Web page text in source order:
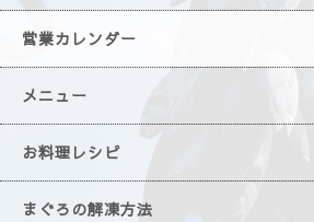
営業カレンダー
メニュー
お料理レシピ
まぐろの解凍方法